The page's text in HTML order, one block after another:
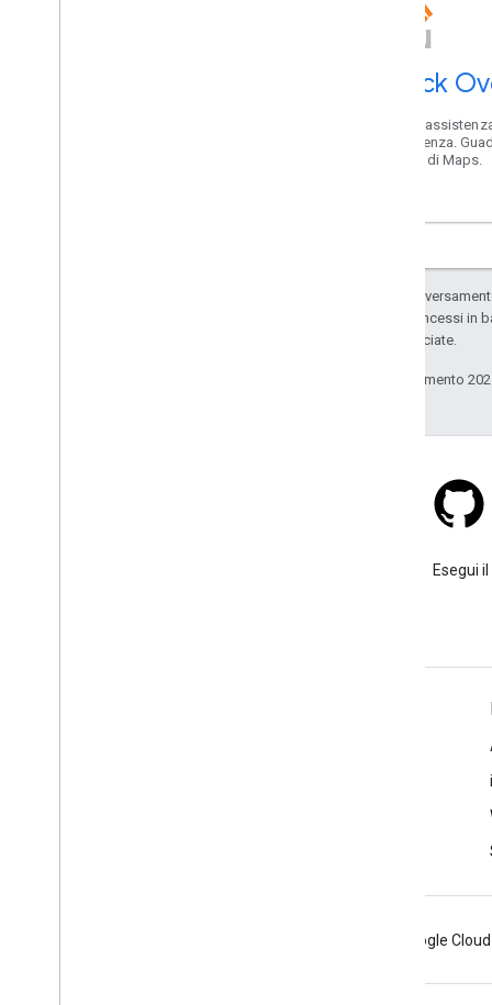
Stack
Ricevi
assistenza.
karma di Maps.
Salvo quando
codice sono concessi in
delle sue consociate.
Ultimo aggiornamento
Esegui
Google